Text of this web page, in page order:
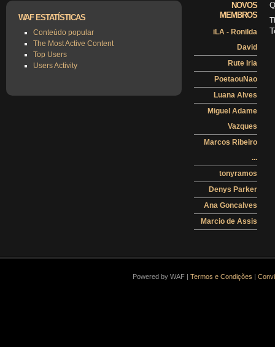
WAF ESTATÍSTICAS
Conteúdo popular
The Most Active Content
Top Users
Users Activity
NOVOS
MEMBROS
iLA - Ronilda
David
Rute Iria
PoetaouNao
Luana Alves
Miguel Adame
Vazques
Marcos Ribeiro
...
tonyramos
Denys Parker
Ana Goncalves
Marcio de Assis
Powered by WAF | Termos e Condições |